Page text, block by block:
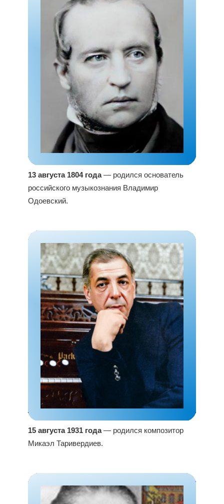
13 августа 1804 года— родился основатель
российского музыкознания Владимир
Одоевский.
15 августа 1931 года— родился композитор
Микаэл Таривердиев.